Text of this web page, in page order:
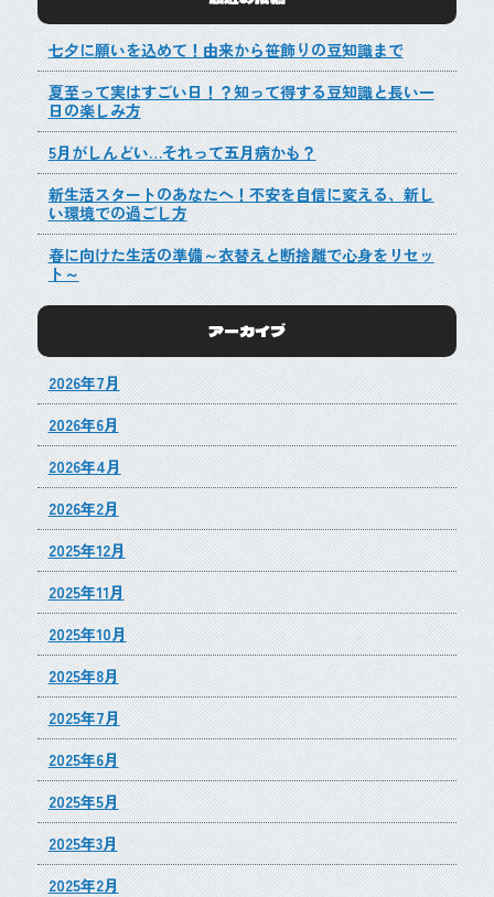
七夕に願いを込めて！由来から笹飾りの豆知識まで
夏至って実はすごい日！？知って得する豆知識と長い一
日の楽しみ方
5月がしんどい…それって五月病かも？
新生活スタートのあなたへ！不安を自信に変える、新し
い環境での過ごし方
春に向けた生活の準備～衣替えと断捨離で心身をリセッ
ト～
アーカイブ
2026年7月
2026年6月
2026年4月
2026年2月
2025年12月
2025年11月
2025年10月
2025年8月
2025年7月
2025年6月
2025年5月
2025年3月
2025年2月